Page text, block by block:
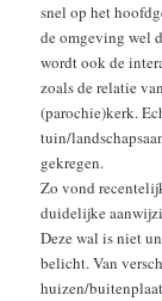
snel op het
de omgeving wel
wordt ook de
zoals de relatie
(parochie)kerk.
tuin/
gekregen.
Zo vond
duidelijke
Deze wal is niet
belicht. Van
huizen/